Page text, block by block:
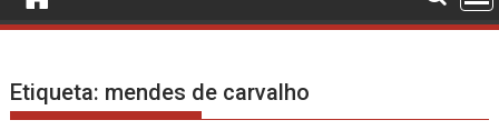
Etiqueta: mendes de carvalho